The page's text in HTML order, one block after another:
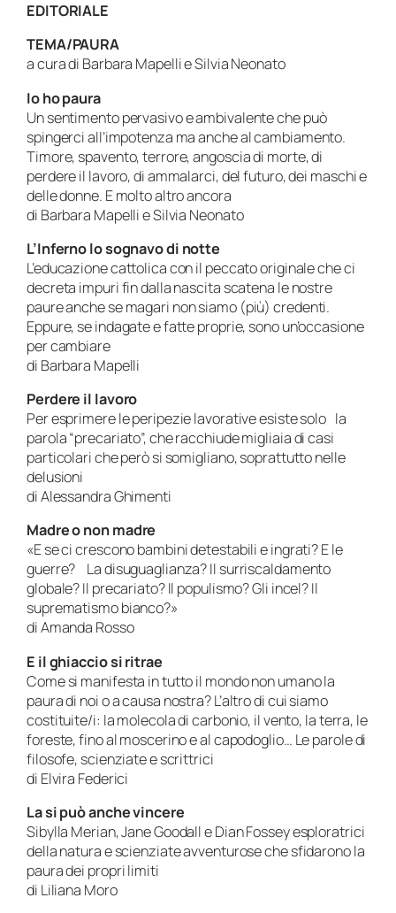
EDITORIALE
TEMA/PAURA
a cura di Barbara Mapelli e Silvia Neonato
Io ho paura
Un sentimento pervasivo e ambivalente che può
spingerci all’impotenza ma anche al cambiamento.
Timore, spavento, terrore, angoscia di morte, di
perdere il lavoro, di ammalarci, del futuro, dei maschi e
delle donne. E molto altro ancora
di Barbara Mapelli e Silvia Neonato
L’Inferno lo sognavo di notte
L’educazione cattolica con il peccato originale che ci
decreta impuri fin dalla nascita scatena le nostre
paure anche se magari non siamo (più) credenti.
Eppure, se indagate e fatte proprie, sono un’occasione
per cambiare
di Barbara Mapelli
Perdere il lavoro
Per esprimere le peripezie lavorative esiste solo la
parola “precariato”, che racchiude migliaia di casi
particolari che però si somigliano, soprattutto nelle
delusioni
di Alessandra Ghimenti
Madre o non madre
«E se ci crescono bambini detestabili e ingrati? E le
guerre? La disuguaglianza? Il surriscaldamento
globale? Il precariato? Il populismo? Gli incel? Il
suprematismo bianco?»
di Amanda Rosso
E il ghiaccio si ritrae
Come si manifesta in tutto il mondo non umano la
paura di noi o a causa nostra? L’altro di cui siamo
costituite/i: la molecola di carbonio, il vento, la terra, le
foreste, fino al moscerino e al capodoglio… Le parole di
filosofe, scienziate e scrittrici
di Elvira Federici
La si può anche vincere
Sibylla Merian, Jane Goodall e Dian Fossey esploratrici
della natura e scienziate avventurose che sfidarono la
paura dei propri limiti
di Liliana Moro